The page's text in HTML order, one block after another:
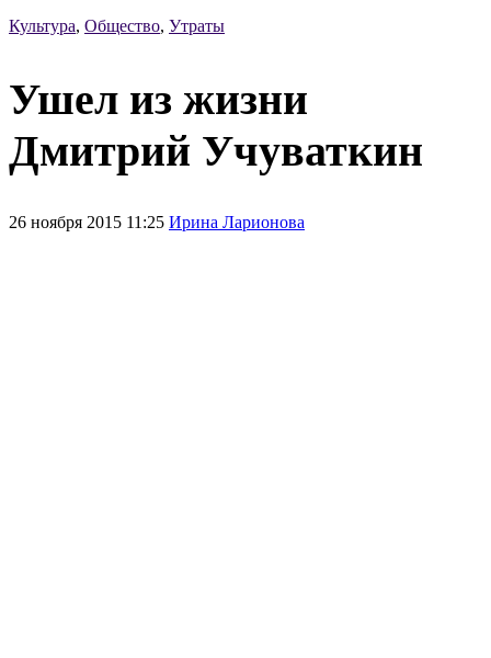
Культура, Общество, Утраты
Ушел из жизни
Дмитрий Учуваткин
26 ноября 2015 11:25 Ирина Ларионова